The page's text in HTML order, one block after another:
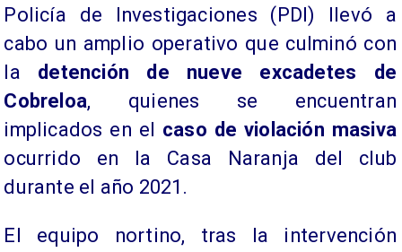
Policía de Investigaciones (PDI) llevó a
cabo un amplio operativo que culminó con
la detención de nueve excadetes de
Cobreloa, quienes se encuentran
implicados en el caso de violación masiva
ocurrido en la Casa Naranja del club
durante el año 2021.
El equipo nortino, tras la intervención